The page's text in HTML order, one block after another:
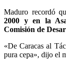
Maduro recordó
2000 y en la
Comisión de
«De Caracas al
pura cepa», dijo el